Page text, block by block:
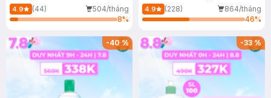
Mới)
4.9 (44)
504/tháng
8%
4.9 (228)
864/tháng
46%
-40% -33%